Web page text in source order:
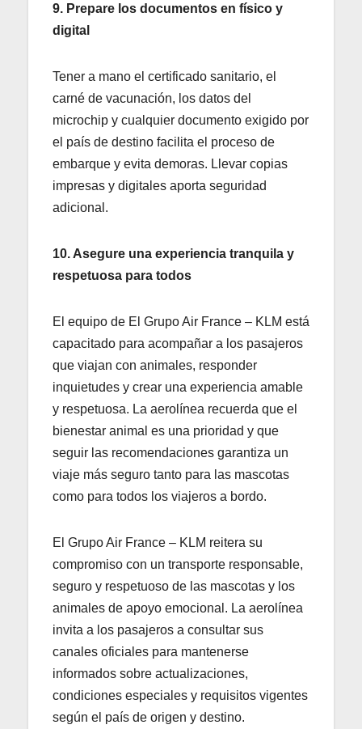
9. Prepare los documentos en físico y
digital
Tener a mano el certificado sanitario, el
carné de vacunación, los datos del
microchip y cualquier documento exigido por
el país de destino facilita el proceso de
embarque y evita demoras. Llevar copias
impresas y digitales aporta seguridad
adicional.
10. Asegure una experiencia tranquila y
respetuosa para todos
El equipo de El Grupo Air France – KLM está
capacitado para acompañar a los pasajeros
que viajan con animales, responder
inquietudes y crear una experiencia amable
y respetuosa. La aerolínea recuerda que el
bienestar animal es una prioridad y que
seguir las recomendaciones garantiza un
viaje más seguro tanto para las mascotas
como para todos los viajeros a bordo.
El Grupo Air France – KLM reitera su
compromiso con un transporte responsable,
seguro y respetuoso de las mascotas y los
animales de apoyo emocional. La aerolínea
invita a los pasajeros a consultar sus
canales oficiales para mantenerse
informados sobre actualizaciones,
condiciones especiales y requisitos vigentes
según el país de origen y destino.